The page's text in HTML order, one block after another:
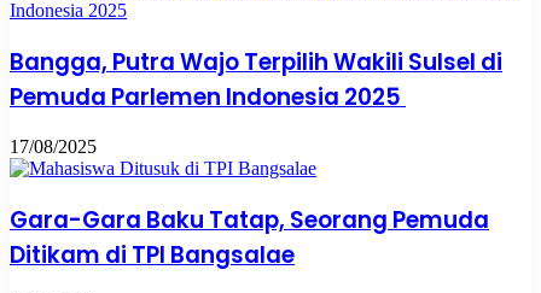
Bangga, Putra Wajo Terpilih Wakili Sulsel di
Pemuda Parlemen Indonesia 2025
17/08/2025
Gara-Gara Baku Tatap, Seorang Pemuda
Ditikam di TPI Bangsalae